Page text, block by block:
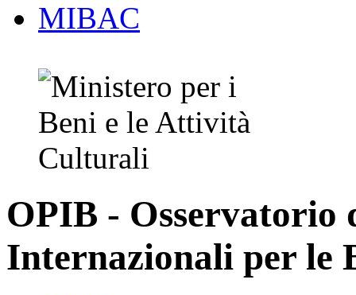
MIBAC
OPIB - Osservatorio
Internazionali per le